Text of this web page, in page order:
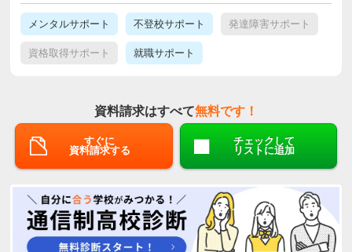
メンタルサポート 不登校サポート 発達障害サポート
資格取得サポート 就職サポート
資料請求はすべて無料です！
すぐに
資料請求する
チェックして
リストに追加